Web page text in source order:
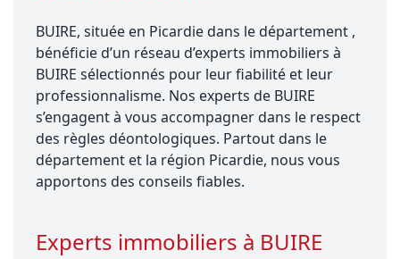
BUIRE, située en Picardie dans le département ,
bénéficie d’un réseau d’experts immobiliers à
BUIRE sélectionnés pour leur fiabilité et leur
professionnalisme. Nos experts de BUIRE
s’engagent à vous accompagner dans le respect
des règles déontologiques. Partout dans le
département et la région Picardie, nous vous
apportons des conseils fiables.
Experts immobiliers à BUIRE